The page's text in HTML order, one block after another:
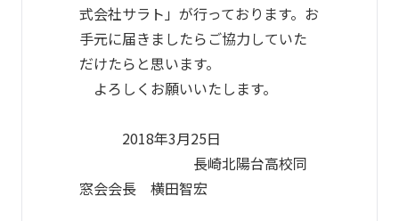
式会社サラト」が行っております。お
手元に届きましたらご協力していた
だけたらと思います。
よろしくお願いいたします。
2018年3月25日
長崎北陽台高校同
窓会会長 横田智宏